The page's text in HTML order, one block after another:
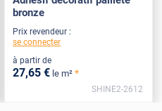
bronze
Prix revendeur :
se connecter
à partir de
27,65 € le m² *
SHINE2-2612